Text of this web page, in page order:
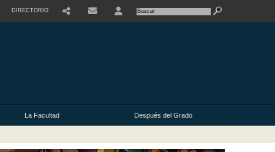
DIRECTORIO
La Facultad Después del Grado